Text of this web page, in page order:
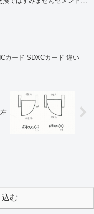
カード SDXCカード 違い
む